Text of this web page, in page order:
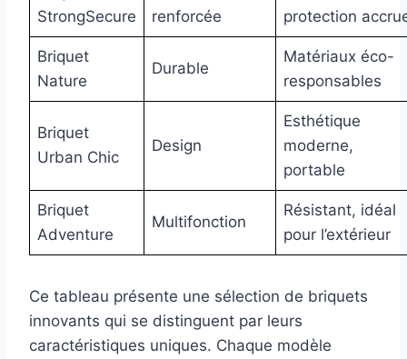
StrongSecure
renforcée
protection
Briquet
Nature
Durable
Matériaux éco-
responsables
Briquet
Urban Chic
Design
Esthétique
moderne,
portable
Briquet
Adventure
Multifonction
Résistant, idéal
pour l’extérieur
Ce tableau présente une sélection de briquets
innovants qui se distinguent par leurs
caractéristiques uniques. Chaque modèle